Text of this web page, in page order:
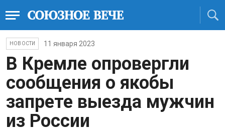
НОВОСТИ 11 января 2023
В Кремле опровергли
сообщения о якобы
запрете выезда мужчин
из России